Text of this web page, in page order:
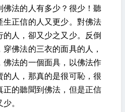
佛法的人有多少？很少！聽
生正信的人又更少。對佛法
人，卻又少之又少。反倒
佛法的三衣的面具的人，
佛法的一個面具，以佛法作
人，那真的是很可恥，很
正的聽聞到佛法，但是正信
少。